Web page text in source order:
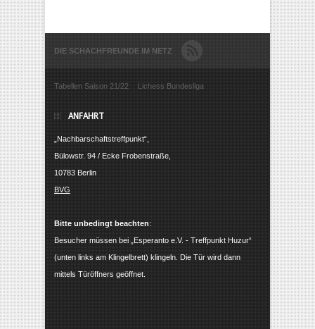
DIE SCHACHFREUNDE IM NETZ
Tabellen Saison 21/22 Lichess Bundesliga
ANFAHRT
„Nachbarschaftstreffpunkt“,
Bülowstr. 94 / Ecke Frobenstraße,
10783 Berlin
BVG
Bitte unbedingt beachten:
Besucher müssen bei „Esperanto e.V. - Treffpunkt Huzur“
(unten links am Klingelbrett) klingeln. Die Tür wird dann
mittels Türöffners geöffnet.